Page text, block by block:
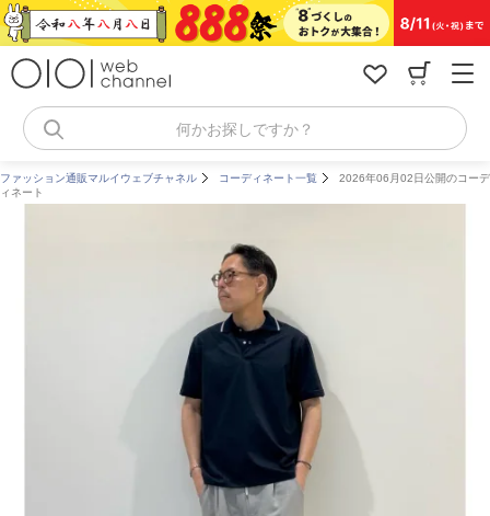
コ
ン
ッ
何かお探しですか？
ファッション通販マルイウェブチャネル コーディネート一覧
2026年06月02日公開のコーデ
ィネート